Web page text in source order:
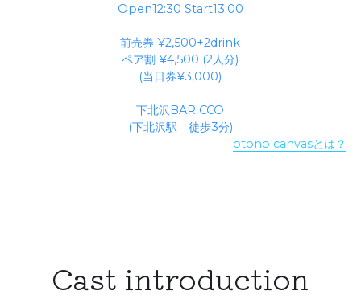
Open12:30 Start13:00
前売券 ¥2,500+2drink
ペア割 ¥4,500 (2人分)
(当日券¥3,000)
下北沢BAR CCO
(下北沢駅　徒歩3分)
otono canvasとは？
Cast introduction